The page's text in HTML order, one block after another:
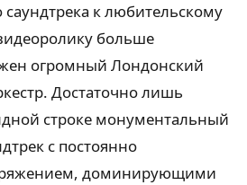
саундтрека к любительскому
больше
огромный Лондонский
Достаточно лишь
строке монументальный
с постоянно
доминирующими